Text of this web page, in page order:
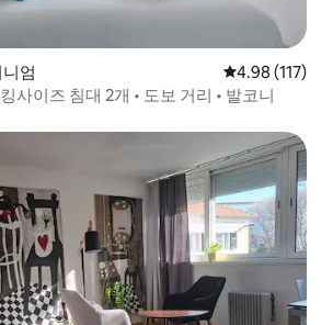
엄 평점 4.98점(5
4.98 (117)
사이즈 침대 2개 • 도보 거리 • 발코니